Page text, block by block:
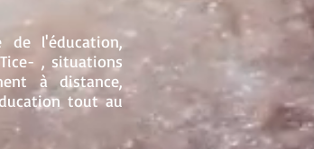
de l'éducation,
, situations
à distance,
tout au